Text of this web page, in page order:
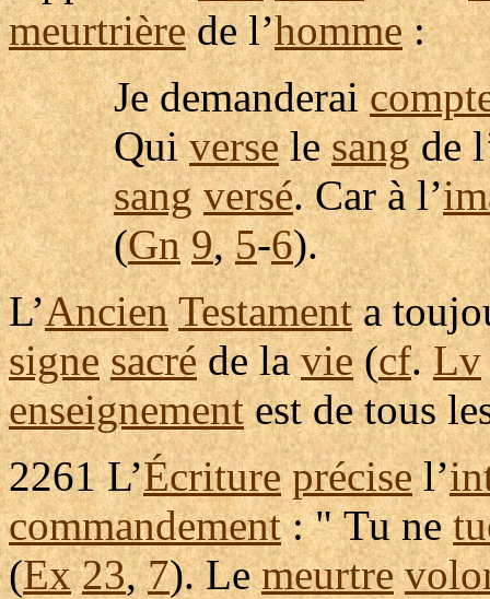
meurtrièrede l’homme:
Jedemanderai
Quiverselesangde
sang versé. Car à l’
(Gn 9,5-6).
L’Ancien Testamenta
signe sacréde lavie(cf.Lv
enseignementest de tous
2261 L’Écriture précisel’
commandement: " Tu ne
(Ex 23,7). Lemeurtre